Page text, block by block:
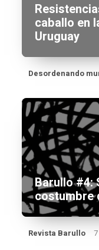
caballo en
Uruguay
Desordenando
Barullo #4:
costumbre
Revista Barullo